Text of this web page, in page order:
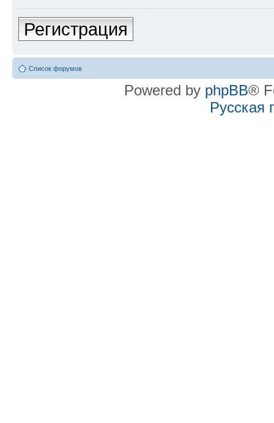
Регистрация
Список форумов
Powered by phpBB®
Русская